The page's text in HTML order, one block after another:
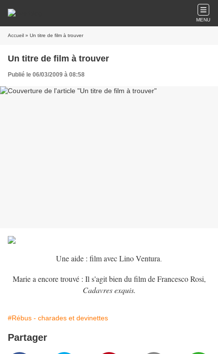
MENU
Accueil » Un titre de film à trouver
Un titre de film à trouver
Publié le 06/03/2009 à 08:58
Une aide : film avec Lino Ventura
Marie a encore trouvé : Il s'agit bien du film de Francesco Rosi,
Cadavres exquis.
#Rébus - charades et devinettes
Partager